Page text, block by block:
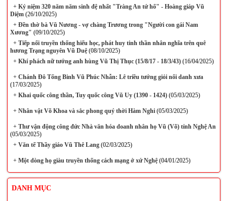
+Kỷ niệm 320 năm năm sinh đệ nhất "Tràng An tứ hổ" - Hoàng giáp Vũ
Diệm(26/10/2025)
+Đền thờ bà Vũ Nương - vợ chàng Trương trong "Người con gái Nam
Xương" (09/10/2025)
+Tiếp nối truyền thống hiếu học, phát huy tinh thần nhân nghĩa trên quê
hương Trạng nguyên Vũ Duệ(08/10/2025)
+Khí phách nữ tướng anh hùng Vũ Thị Thục (15/8/17 - 18/3/43)(16/04/2025)
+Chánh Đô Tổng Binh Vũ Phúc Nhẫn: Lê triều tướng giỏi nổi danh xưa
(17/03/2025)
+Khai quốc công thần, Tuy quốc công Vũ Uy (1390 - 1424)(05/03/2025)
+Nhân vật Võ Khoa và sắc phong quý thời Hàm Nghi(05/03/2025)
+Thư vận động công đức Nhà văn hóa doanh nhân họ Vũ (Võ) tỉnh Nghệ An
(05/03/2025)
+Văn tế Thầy giáo Vũ Thê Lang(02/03/2025)
+Một dòng họ giàu truyền thống cách mạng ở xứ Nghệ(04/01/2025)
DANH MỤC